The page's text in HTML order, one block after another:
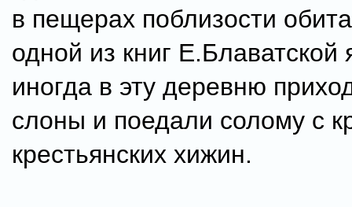
в пещерах поблизости
одной из книг Е.Блаватской
иногда в эту деревню
слоны и поедали солому с
крестьянских хижин.